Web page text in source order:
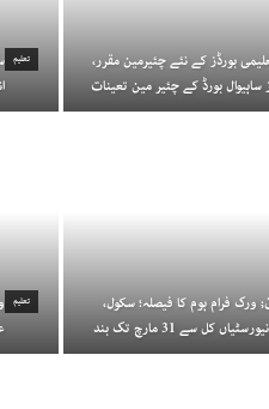
تعلیم
تعلیمی بورڈز کے نئے چئیرمین مقرر،
ساہیوال بورڈ کے چئیر مین تعینات
تعلیم
ورک فرام ہوم کا فیصلہ؛ سکول،
کل سے 31 مارچ تک بند